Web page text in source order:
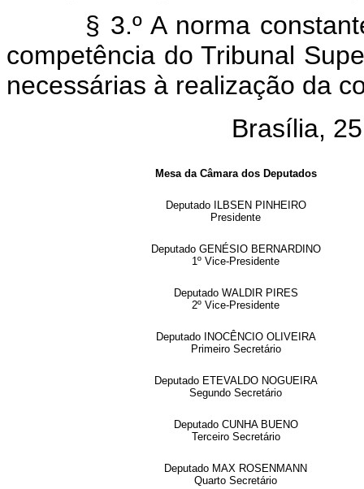
§ 3.º A norma constante
competência do Tribunal
necessárias à realização da
Brasília, 25
Mesa da Câmara dos Deputados
Deputado ILBSEN PINHEIRO
Presidente
Deputado GENÉSIO BERNARDINO
1º Vice-Presidente
Deputado WALDIR PIRES
2º Vice-Presidente
Deputado INOCÊNCIO OLIVEIRA
Primeiro Secretário
Deputado ETEVALDO NOGUEIRA
Segundo Secretário
Deputado CUNHA BUENO
Terceiro Secretário
Deputado MAX ROSENMANN
Quarto Secretário